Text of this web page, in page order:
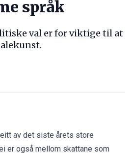
språk
val er for viktige til at
av det siste årets store
er også mellom skattane som